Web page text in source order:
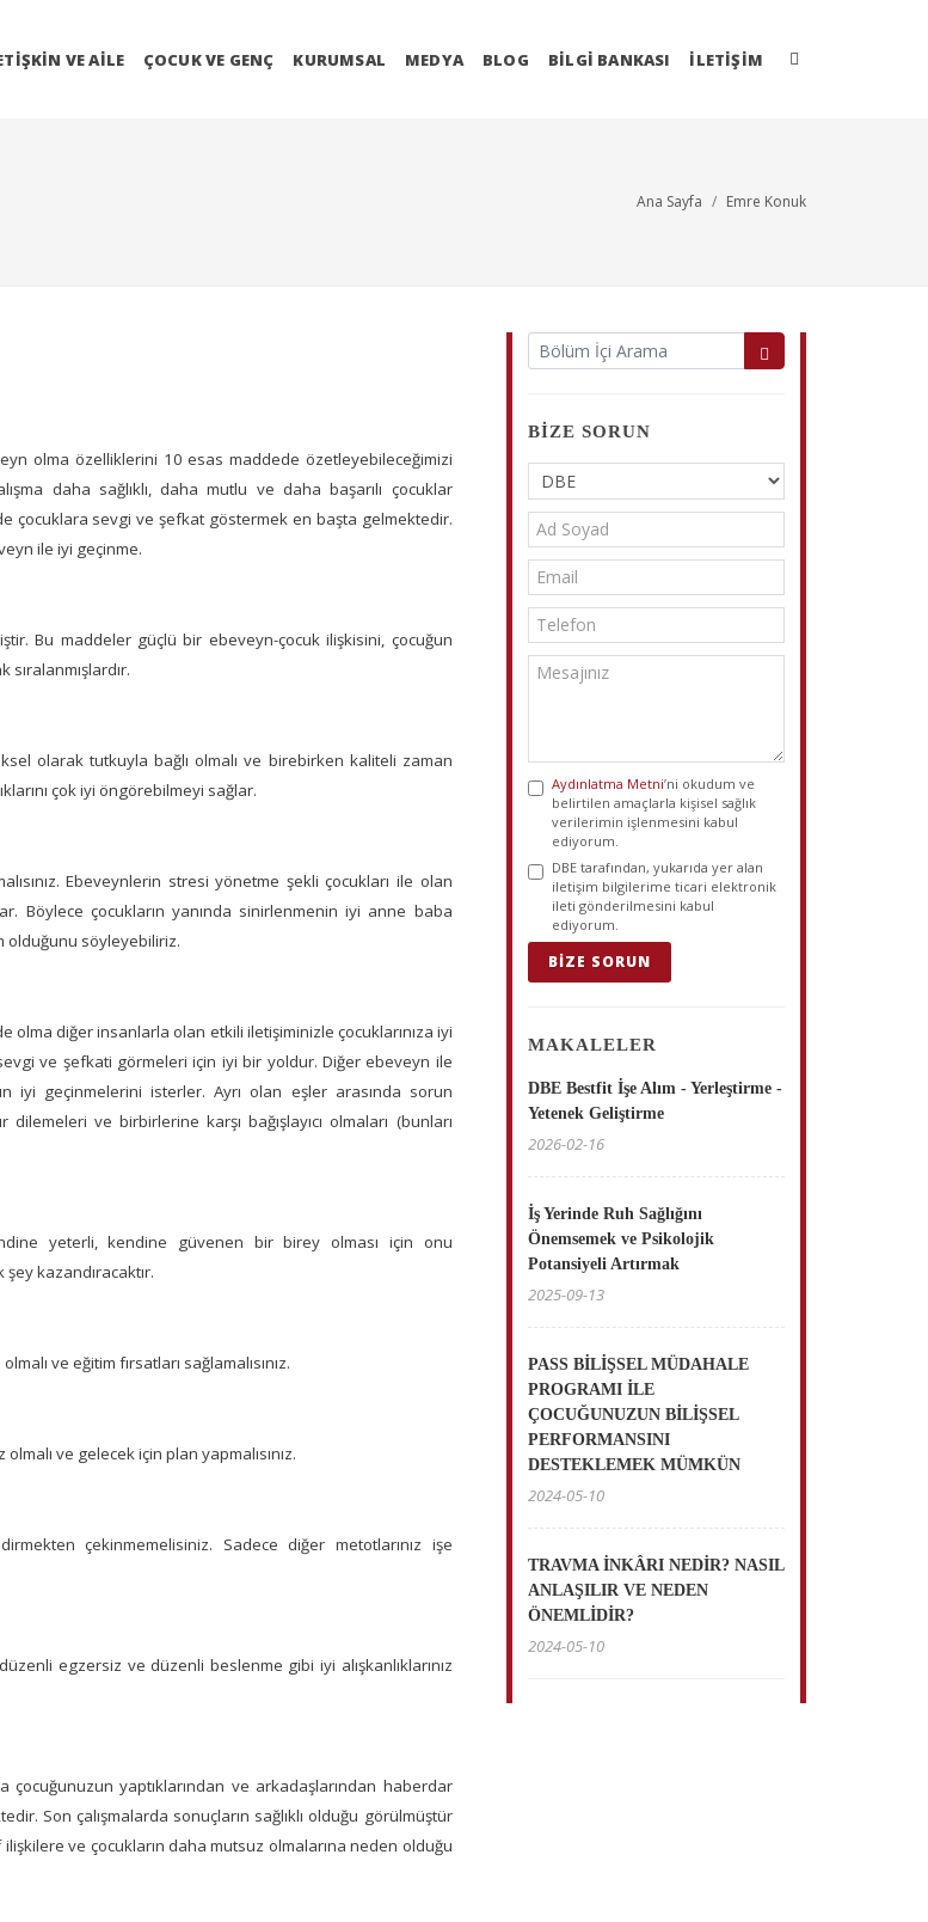
VE AILE ÇOCUK VE GENÇ KURUMSAL MEDYA BLOG BİLGİ BANKASI İLETIŞIM
Ana Sayfa Emre Konuk
olma özelliklerini 10 esas maddede özetleyebileceğimizi
daha sağlıklı, daha mutlu ve daha başarılı çocuklar
çocuklara sevgi ve şefkat göstermek en başta gelmektedir.
ile iyi geçinme.
Bu maddeler güçlü bir ebeveyn-çocuk ilişkisini, çocuğun
sıralanmışlardır.
olarak tutkuyla bağlı olmalı ve birebirken kaliteli zaman
çok iyi öngörebilmeyi sağlar.
Ebeveynlerin stresi yönetme şekli çocukları ile olan
Böylece çocukların yanında sinirlenmenin iyi anne baba
olduğunu söyleyebiliriz.
olma diğer insanlarla olan etkili iletişiminizle çocuklarınıza iyi
sevgi ve şefkati görmeleri için iyi bir yoldur. Diğer ebeveyn ile
iyi geçinmelerini isterler. Ayrı olan eşler arasında sorun
ve birbirlerine karşı bağışlayıcı olmaları (bunları
yeterli, kendine güvenen bir birey olması için onu
kazandıracaktır.
ve eğitim fırsatları sağlamalısınız.
ve gelecek için plan yapmalısınız.
çekinmemelisiniz. Sadece diğer metotlarınız işe
egzersiz ve düzenli beslenme gibi iyi alışkanlıklarınız
çocuğunuzun yaptıklarından ve arkadaşlarından haberdar
Son çalışmalarda sonuçların sağlıklı olduğu görülmüştür
ve çocukların daha mutsuz olmalarına neden olduğu
BIZE SORUN
Aydınlatma Metni’ni okudum ve
belirtilen amaçlarla kişisel sağlık
verilerimin işlenmesini kabul
ediyorum.
DBE tarafından, yukarıda yer alan
iletişim bilgilerime ticari elektronik
ileti gönderilmesini kabul
ediyorum.
BIZE SORUN
MAKALELER
DBE Bestfit İşe Alım - Yerleştirme -
Yetenek Geliştirme
2026-02-16
İş Yerinde Ruh Sağlığını
Önemsemek ve Psikolojik
Potansiyeli Artırmak
2025-09-13
PASS BİLİŞSEL MÜDAHALE
PROGRAMI İLE
ÇOCUĞUNUZUN BİLİŞSEL
PERFORMANSINI
DESTEKLEMEK MÜMKÜN
2024-05-10
TRAVMA İNKÂRI NEDİR? NASIL
ANLAŞILIR VE NEDEN
ÖNEMLİDİR?
2024-05-10